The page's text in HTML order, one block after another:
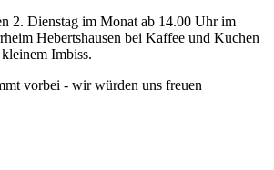
2. Dienstag im Monat ab 14.00 Uhr im
Hebertshausen bei Kaffee und Kuchen
Imbiss.
vorbei - wir würden uns freuen